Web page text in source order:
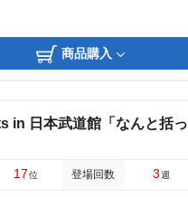
商品購入
in 日本武道館「なんと括っ
17位 登場回数 3週